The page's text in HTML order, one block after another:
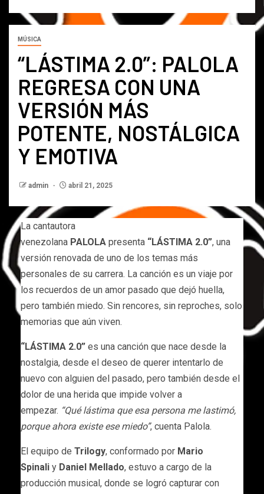
MÚSICA
“LÁSTIMA 2.0”: PALOLA
REGRESA CON UNA
VERSIÓN MÁS
POTENTE, NOSTÁLGICA
Y EMOTIVA
admin abril 21, 2025
La cantautora
venezolana PALOLA presenta “LÁSTIMA 2.0”, una
versión renovada de uno de los temas más
personales de su carrera. La canción es un viaje por
los recuerdos de un amor pasado que dejó huella,
pero también miedo. Sin rencores, sin reproches, solo
memorias que aún viven.
“LÁSTIMA 2.0” es una canción que nace desde la
nostalgia, desde el deseo de querer intentarlo de
nuevo con alguien del pasado, pero también desde el
dolor de una herida que impide volver a
empezar. “Qué lástima que esa persona me lastimó,
porque ahora existe ese miedo”, cuenta Palola.
El equipo de Trilogy, conformado por Mario
Spinali y Daniel Mellado, estuvo a cargo de la
producción musical, donde se logró capturar con